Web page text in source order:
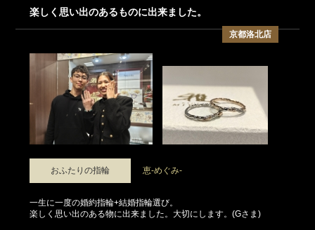
楽しく思い出のあるものに出来ました。
京都洛北店
おふたりの指輪 恵-めぐみ-
一生に一度の婚約指輪+結婚指輪選び。
楽しく思い出のある物に出来ました。大切にします。(Gさま)